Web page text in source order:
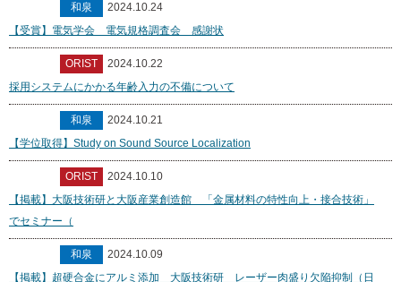
和泉
2024.10.24
【受賞】電気学会 電気規格調査会 感謝状
ORIST
2024.10.22
採用システムにかかる年齢入力の不備について
和泉
2024.10.21
【学位取得】Study on Sound Source Localization
ORIST
2024.10.10
【掲載】大阪技術研と大阪産業創造館 「金属材料の特性向上・接合技術」
でセミナー（
和泉
2024.10.09
【掲載】超硬合金にアルミ添加 大阪技術研 レーザー肉盛り欠陥抑制（日